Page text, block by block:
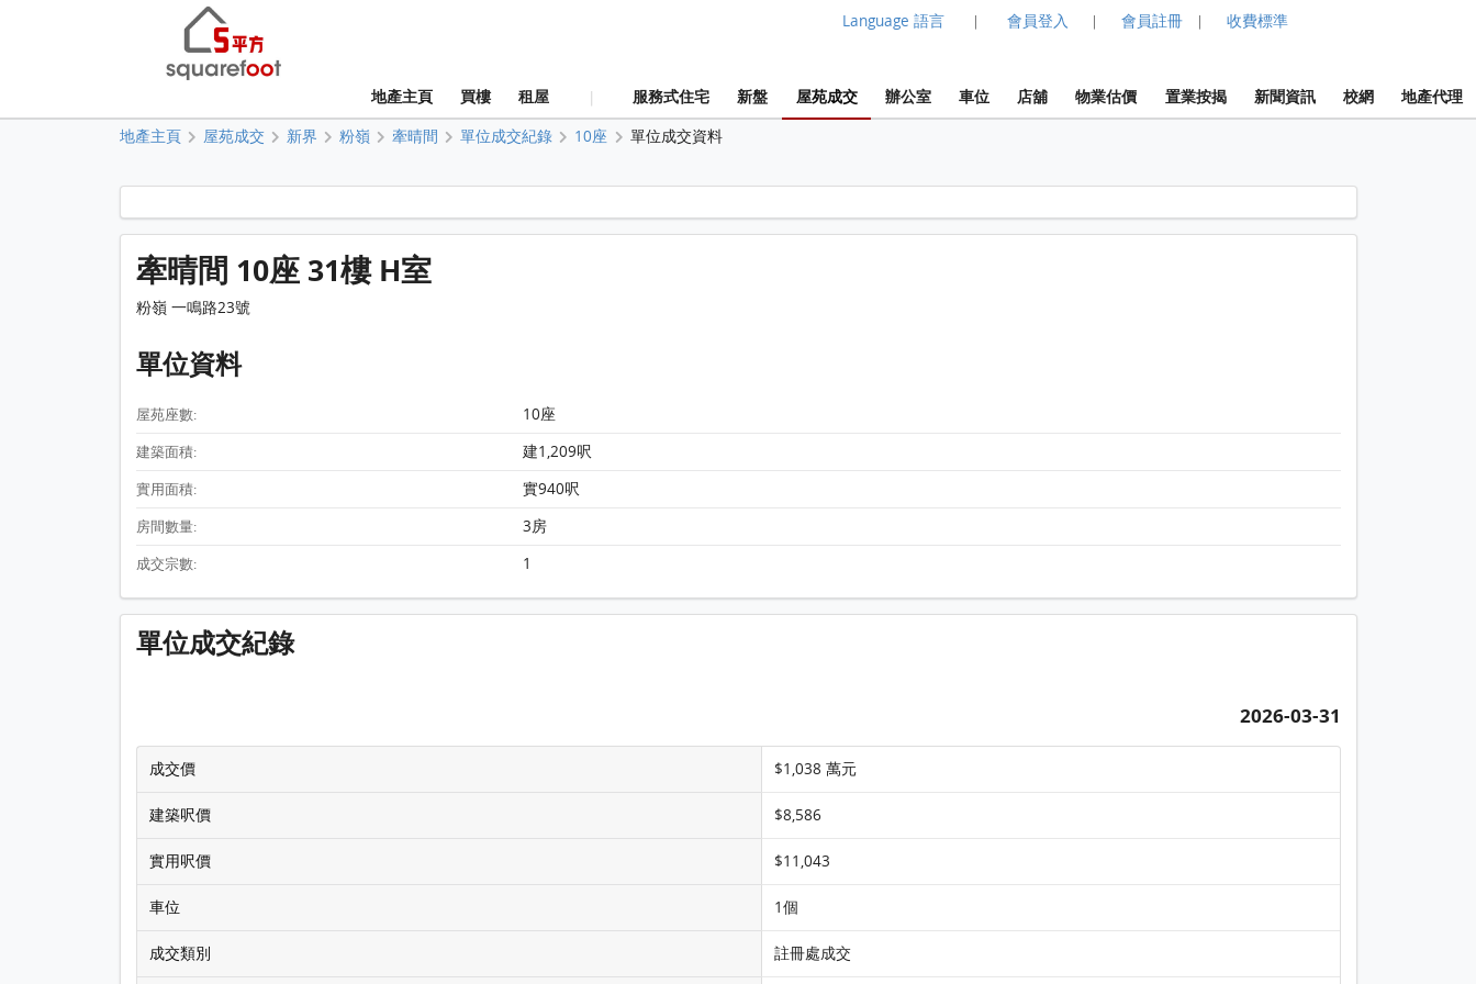
Language 語言 | 會員登入 | 會員註冊 | 收費標準
地產主頁 買樓 租屋 | 服務式住宅 新盤 屋苑成交 辦公室 車位 店舖 物業估價 置業按揭 新聞資訊 校網 地產代理
地產主頁 屋苑成交 新界 粉嶺 牽晴間 單位成交紀錄 10座 單位成交資料
牽晴間 10座 31樓 H室 平面圖
牽晴間 10座 31樓 H室
粉嶺 一鳴路23號
單位資料
屋苑座數: 10座
建築面積: 建1,209呎
實用面積: 實940呎
房間數量: 3房
成交宗數: 1
單位成交紀錄
2026-03-31
成交價 $1,038 萬元
建築呎價 $8,586
實用呎價 $11,043
車位 1個
成交類別 註冊處成交